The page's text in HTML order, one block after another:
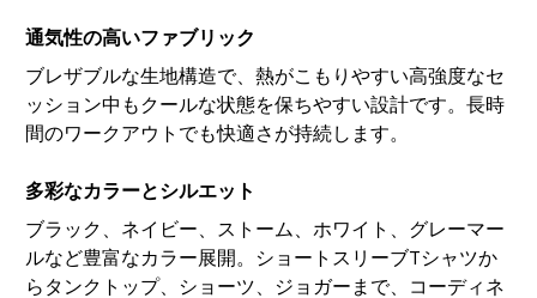
通気性の高いファブリック
ブレザブルな生地構造で、熱がこもりやすい高強度なセ
ッション中もクールな状態を保ちやすい設計です。長時
間のワークアウトでも快適さが持続します。
多彩なカラーとシルエット
ブラック、ネイビー、ストーム、ホワイト、グレーマー
ルなど豊富なカラー展開。ショートスリーブTシャツか
らタンクトップ、ショーツ、ジョガーまで、コーディネ